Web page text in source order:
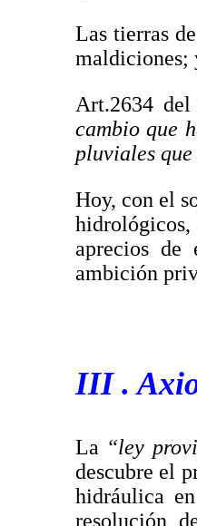
Las tierras
maldiciones;
Art.2634
cambio que
pluviales que
Hoy, con el
aprecios de
ambición
III .
La “ley
descubre el
hidráulica
resolución